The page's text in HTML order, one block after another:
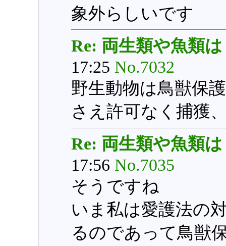
象外らしいです
Re: 両生類や魚類は
17:25 No.7032
野生動物は鳥獣保
さえ許可なく捕獲
Re: 両生類や魚類は
17:56 No.7035
そうですね
いま私は愛護法の
るのであって鳥獣